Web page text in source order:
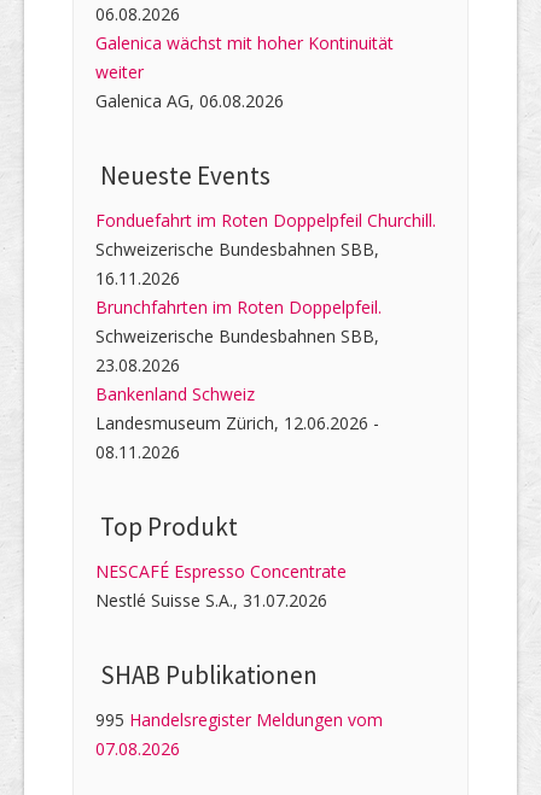
06.08.2026
Galenica wächst mit hoher Kontinuität
weiter
Galenica AG, 06.08.2026
Neueste Events
Fonduefahrt im Roten Doppelpfeil Churchill.
Schweizerische Bundesbahnen SBB,
16.11.2026
Brunchfahrten im Roten Doppelpfeil.
Schweizerische Bundesbahnen SBB,
23.08.2026
Bankenland Schweiz
Landesmuseum Zürich, 12.06.2026 -
08.11.2026
Top Produkt
NESCAFÉ Espresso Concentrate
Nestlé Suisse S.A., 31.07.2026
SHAB Publi­kati­onen
995 Handelsregister Meldungen vom
07.08.2026